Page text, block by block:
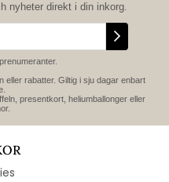
nyheter direkt i din inkorg.
eller rabatter. Giltig i sju dagar enbart
presentkort, heliumballonger eller